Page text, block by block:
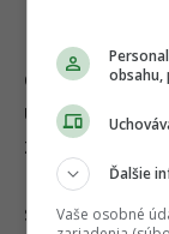
Naopak,
byte alebo
domácnosť
úspora pri
znamená len
kotol často
skôr kvôli
obsahu,
Ďalšie
Vaše osobné